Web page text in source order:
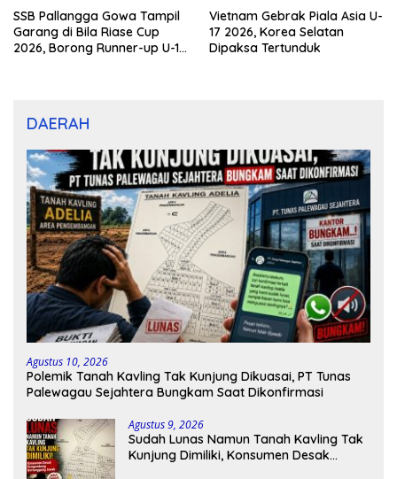
SSB Pallangga Gowa Tampil
Garang di Bila Riase Cup
2026, Borong Runner-up U-10
Vietnam Gebrak Piala Asia U-
17 2026, Korea Selatan
Dipaksa Tertunduk
DAERAH
Agustus 10, 2026
Polemik Tanah Kavling Tak Kunjung Dikuasai, PT Tunas
Palewagau Sejahtera Bungkam Saat Dikonfirmasi
Agustus 9, 2026
Sudah Lunas Namun Tanah Kavling Tak
Kunjung Dimiliki, Konsumen Desak